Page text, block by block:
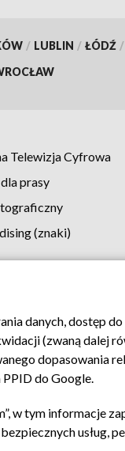
/ LUBLIN / ŁÓDŹ /
Telewizja Cyfrowa
prasy
(znaki)
Kontakt
danych, dostęp
(zwaną dalej
dopasowania
do Google.
w tym informacje
usług,